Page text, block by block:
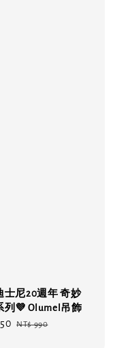
士尼20週年 奇妙
列💜 Olumel吊飾
Regular
NT$ 990